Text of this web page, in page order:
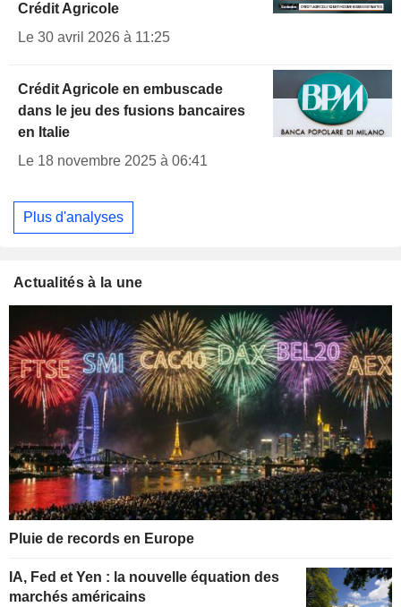
Crédit Agricole
Le 30 avril 2026 à 11:25
Crédit Agricole en embuscade
dans le jeu des fusions bancaires
en Italie
Le 18 novembre 2025 à 06:41
Plus d'analyses
Actualités à la une
Pluie de records en Europe
IA, Fed et Yen : la nouvelle équation des
marchés américains